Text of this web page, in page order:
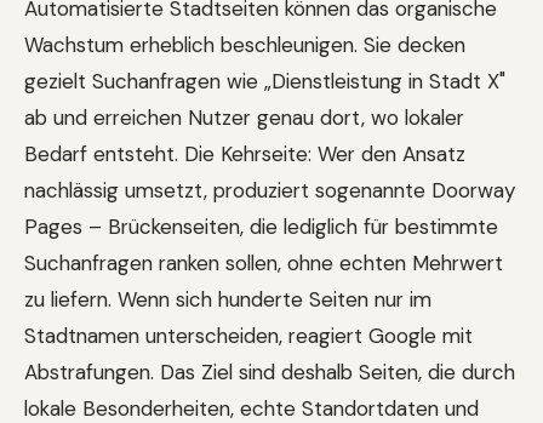
Automatisierte Stadtseiten können das organische
Wachstum erheblich beschleunigen. Sie decken
gezielt Suchanfragen wie „Dienstleistung in Stadt X"
ab und erreichen Nutzer genau dort, wo lokaler
Bedarf entsteht. Die Kehrseite: Wer den Ansatz
nachlässig umsetzt, produziert sogenannte Doorway
Pages – Brückenseiten, die lediglich für bestimmte
Suchanfragen ranken sollen, ohne echten Mehrwert
zu liefern. Wenn sich hunderte Seiten nur im
Stadtnamen unterscheiden, reagiert Google mit
Abstrafungen. Das Ziel sind deshalb Seiten, die durch
lokale Besonderheiten, echte Standortdaten und